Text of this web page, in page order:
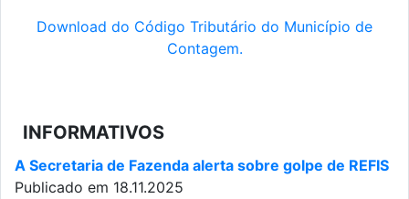
Download do Código Tributário do Município de
Contagem.
INFORMATIVOS
A Secretaria de Fazenda alerta sobre golpe de REFIS
Publicado em 18.11.2025